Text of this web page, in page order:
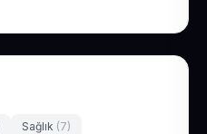
Sağlık (7)